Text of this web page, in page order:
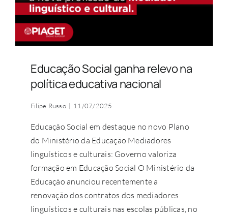
Educação Social ganha relevo na
política educativa nacional
Filipe Russo | 11/07/2025
Educação Social em destaque no novo Plano
do Ministério da Educação Mediadores
linguísticos e culturais: Governo valoriza
formação em Educação Social O Ministério da
Educação anunciou recentemente a
renovação dos contratos dos mediadores
linguísticos e culturais nas escolas públicas, no